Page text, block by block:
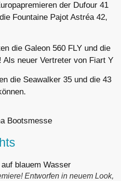
der Dufour 41
Fountaine Pajot Astréa 42,
die Galeon 560 FLY und die
Als neuer Vertreter von Fiart Y
die Seawalker 35 und die 43
Entworfen in neuem Look,